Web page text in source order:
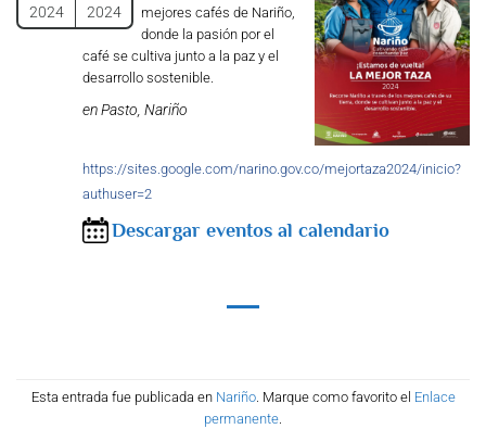
2024 2024
mejores cafés de Nariño,
donde la pasión por el
café se cultiva junto a la paz y el
desarrollo sostenible.
en Pasto, Nariño
https://sites.google.com/narino.gov.co/mejortaza2024/inicio?
authuser=2
Descargar eventos al calendario
Esta entrada fue publicada en Nariño. Marque como favorito el Enlace
permanente.